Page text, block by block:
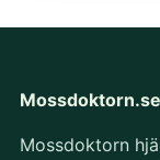
Mossdoktorn.se
Mossdoktorn